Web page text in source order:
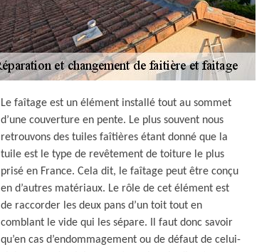
Le faîtage est un élément installé tout au sommet
d’une couverture en pente. Le plus souvent nous
retrouvons des tuiles faîtières étant donné que la
tuile est le type de revêtement de toiture le plus
prisé en France. Cela dit, le faîtage peut être conçu
en d’autres matériaux. Le rôle de cet élément est
de raccorder les deux pans d’un toit tout en
comblant le vide qui les sépare. Il faut donc savoir
qu’en cas d’endommagement ou de défaut de celui-